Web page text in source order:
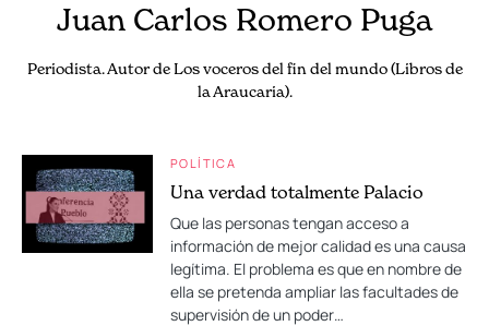
Juan Carlos Romero Puga
Periodista. Autor de Los voceros del fin del mundo (Libros de
la Araucaria).
POLÍTICA
Una verdad totalmente Palacio
Que las personas tengan acceso a
información de mejor calidad es una causa
legítima. El problema es que en nombre de
ella se pretenda ampliar las facultades de
supervisión de un poder…